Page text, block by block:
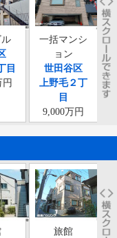
目
円
一括マンシ
ョン
世田谷区
上野毛２丁
目
9,000万円
旅館